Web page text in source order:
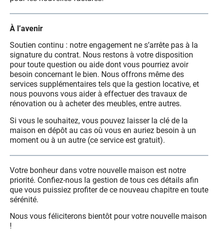
À l’avenir
Soutien continu : notre engagement ne s’arrête pas à la
signature du contrat. Nous restons à votre disposition
pour toute question ou aide dont vous pourriez avoir
besoin concernant le bien. Nous offrons même des
services supplémentaires tels que la gestion locative, et
nous pouvons vous aider à effectuer des travaux de
rénovation ou à acheter des meubles, entre autres.
Si vous le souhaitez, vous pouvez laisser la clé de la
maison en dépôt au cas où vous en auriez besoin à un
moment ou à un autre (ce service est gratuit).
Votre bonheur dans votre nouvelle maison est notre
priorité. Confiez-nous la gestion de tous ces détails afin
que vous puissiez profiter de ce nouveau chapitre en toute
sérénité.
Nous vous féliciterons bientôt pour votre nouvelle maison
!